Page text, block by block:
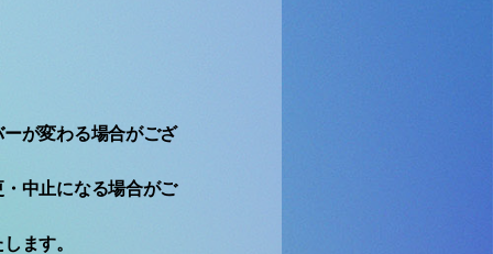
が変わる場合がござ
中止になる場合がご
ます。